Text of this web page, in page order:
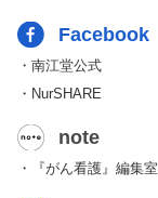
Facebook
・南江堂公式
・NurSHARE
note
・『がん看護』編集室